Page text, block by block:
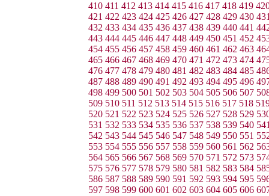
410 411 412 413 414 415 416 417 418 419
421 422 423 424 425 426 427 428 429 430
432 433 434 435 436 437 438 439 440 441
443 444 445 446 447 448 449 450 451 452
454 455 456 457 458 459 460 461 462 463
465 466 467 468 469 470 471 472 473 474
476 477 478 479 480 481 482 483 484 485
487 488 489 490 491 492 493 494 495 496
498 499 500 501 502 503 504 505 506 507
509 510 511 512 513 514 515 516 517 518
520 521 522 523 524 525 526 527 528 529
531 532 533 534 535 536 537 538 539 540
542 543 544 545 546 547 548 549 550 551
553 554 555 556 557 558 559 560 561 562
564 565 566 567 568 569 570 571 572 573
575 576 577 578 579 580 581 582 583 584
586 587 588 589 590 591 592 593 594 595
597 598 599 600 601 602 603 604 605 606